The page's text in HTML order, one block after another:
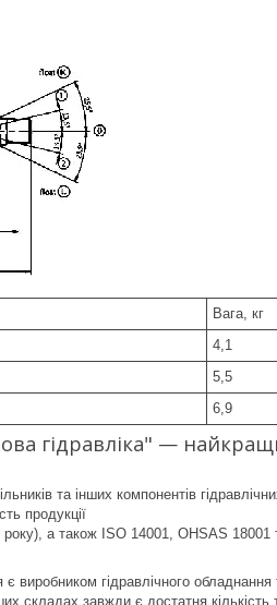
Вага, кг
4,1
5,5
6,9
гідравліка" —
та інших компонентів
продукції
а також ISO 14001, OHSAS 18001
виробником гідравлічного
складах завжди є достатня кількість